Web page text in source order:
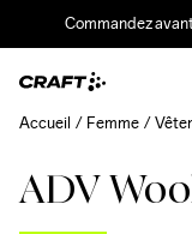
Commandez
ADV
Accueil Femme
Outlet